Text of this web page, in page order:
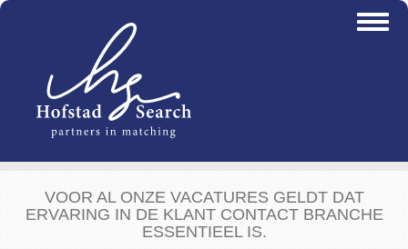
Overslaan
VOOR AL ONZE VACATURES GELDT DAT
ERVARING IN DE KLANT CONTACT BRANCHE
ESSENTIEEL IS.